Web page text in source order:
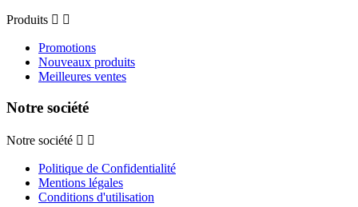
Produits  
Promotions
Nouveaux produits
Meilleures ventes
Notre société
Notre société  
Politique de Confidentialité
Mentions légales
Conditions d'utilisation